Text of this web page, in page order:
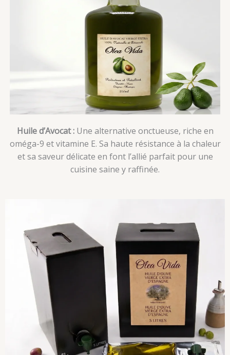
Huile d’Avocat :Une alternative onctueuse, riche en
oméga-9 et vitamine E. Sa haute résistance à la chaleur
et sa saveur délicate en font l’allié parfait pour une
cuisine saine y raffinée.